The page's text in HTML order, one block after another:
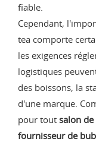
fiable.
Cependant,
tea comporte
les exigences
logistiques
des boissons, la
d'une marque.
pour tout salon
fournisseur de